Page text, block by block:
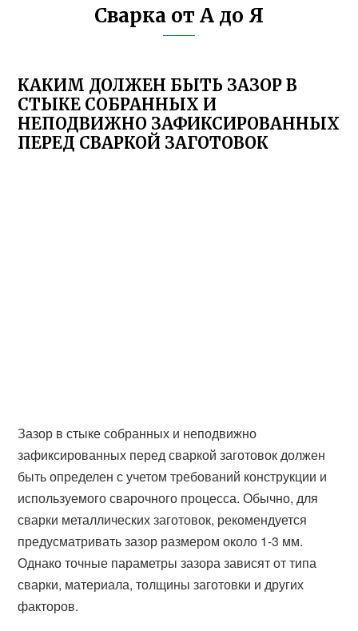
Сварка от А до Я
КАКИМ ДОЛЖЕН БЫТЬ ЗАЗОР В
СТЫКЕ СОБРАННЫХ И
НЕПОДВИЖНО ЗАФИКСИРОВАННЫХ
ПЕРЕД СВАРКОЙ ЗАГОТОВОК
Зазор в стыке собранных и неподвижно
зафиксированных перед сваркой заготовок должен
быть определен с учетом требований конструкции и
используемого сварочного процесса. Обычно, для
сварки металлических заготовок, рекомендуется
предусматривать зазор размером около 1-3 мм.
Однако точные параметры зазора зависят от типа
сварки, материала, толщины заготовки и других
факторов.